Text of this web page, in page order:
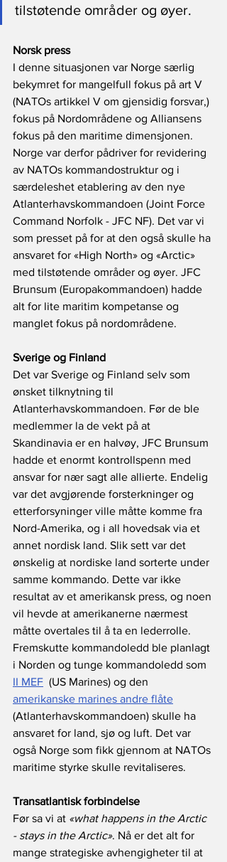
tilstøtende områder og øyer.
Norsk press
I denne situasjonen var Norge særlig
bekymret for mangelfull fokus på art V
(NATOs artikkel V om gjensidig forsvar,)
fokus på Nordområdene og Alliansens
fokus på den maritime dimensjonen.
Norge var derfor pådriver for revidering
av NATOs kommandostruktur og i
særdeleshet etablering av den nye
Atlanterhavskommandoen (Joint Force
Command Norfolk - JFC NF). Det var vi
som presset på for at den også skulle ha
ansvaret for «High North» og «Arctic»
med tilstøtende områder og øyer. JFC
Brunsum (Europakommandoen) hadde
alt for lite maritim kompetanse og
manglet fokus på nordområdene.
Sverige og Finland
Det var Sverige og Finland selv som
ønsket tilknytning til
Atlanterhavskommandoen. Før de ble
medlemmer la de vekt på at
Skandinavia er en halvøy, JFC Brunsum
hadde et enormt kontrollspenn med
ansvar for nær sagt alle allierte. Endelig
var det avgjørende forsterkninger og
etterforsyninger ville måtte komme fra
Nord-Amerika, og i all hovedsak via et
annet nordisk land. Slik sett var det
ønskelig at nordiske land sorterte under
samme kommando. Dette var ikke
resultat av et amerikansk press, og noen
vil hevde at amerikanerne nærmest
måtte overtales til å ta en lederrolle.
Fremskutte kommandoledd ble planlagt
i Norden og tunge kommandoledd som
II MEF
  (US Marines) og den
amerikanske marines andre flåte
(Atlanterhavskommandoen) skulle ha
ansvaret for land, sjø og luft. Det var
også Norge som fikk gjennom at NATOs
maritime styrke skulle revitaliseres.
Transatlantisk forbindelse
Før sa vi at «what happens in the Arctic
- stays in the Arctic». Nå er det alt for
mange strategiske avhengigheter til at